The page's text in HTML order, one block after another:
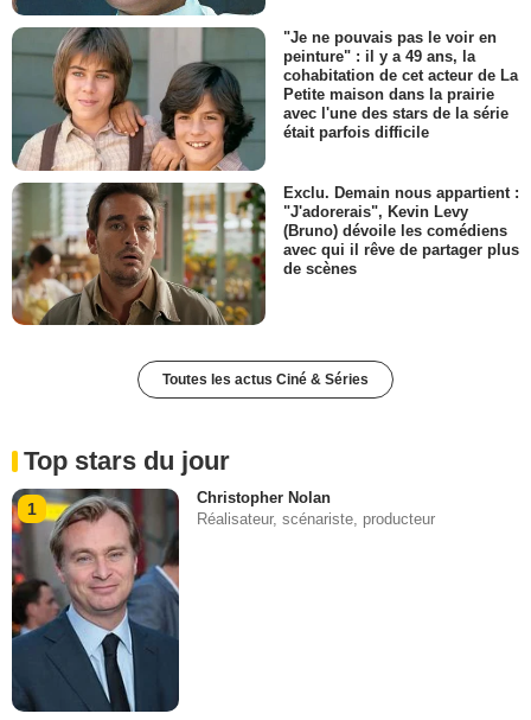
"Je ne pouvais pas le voir en
peinture" : il y a 49 ans, la
cohabitation de cet acteur de La
Petite maison dans la prairie
avec l'une des stars de la série
était parfois difficile
Exclu. Demain nous appartient :
"J'adorerais", Kevin Levy
(Bruno) dévoile les comédiens
avec qui il rêve de partager plus
de scènes
Toutes les actus Ciné & Séries
Top stars du jour
1
Christopher Nolan
Réalisateur, scénariste, producteur